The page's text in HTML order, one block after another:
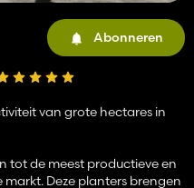
Abonneren
van grote hectares in
tot de meest productieve en
Deze planters brengen